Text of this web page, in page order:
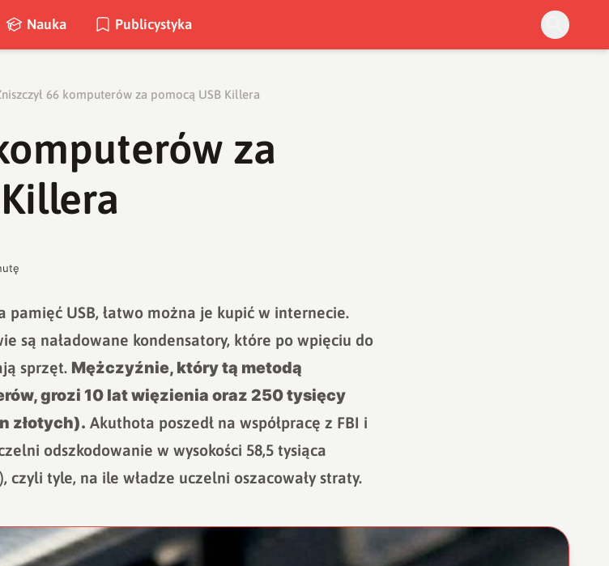
Nauka Publicystyka
66 komputerów za pomocą USB Killera
za
pamięć USB, łatwo można je kupić w internecie.
są naładowane kondensatory, które po wpięciu do
sprzęt. Mężczyźnie, który tą metodą
grozi 10 lat więzienia oraz 250 tysięcy
złotych). Akuthota poszedł na współpracę z FBI i
odszkodowanie w wysokości 58,5 tysiąca
czyli tyle, na ile władze uczelni oszacowały straty.